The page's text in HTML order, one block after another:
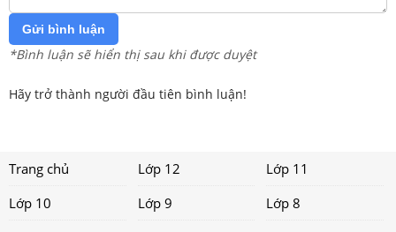
Gửi bình luận
*Bình luận sẽ hiển thị sau khi được duyệt
Hãy trở thành người đầu tiên bình luận!
Trang chủ Lớp 12
Lớp 11
Lớp 10
Lớp 9
Lớp 8